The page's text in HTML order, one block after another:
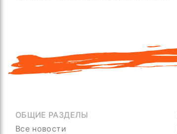
ОБЩИЕ РАЗДЕЛЫ
Все новости